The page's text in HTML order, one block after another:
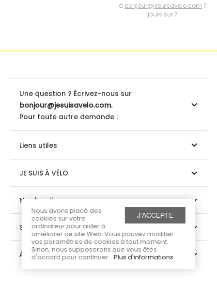
J'ACCEPTE
Nous avons placé des
cookies sur votre
ordinateur pour aider à
améliorer ce site Web. Vous pouvez modifier
vos paramètres de cookies à tout moment.
Sinon, nous supposerons que vous êtes
d'accord pour continuer. Plus d'informations
à bonjour@jesuisavelo.com 7
jours sur 7
Une question ? Écrivez-nous sur
bonjour@jesuisavelo.com.
Pour toute autre demande :
Liens utiles
JE SUIS À VÉLO
Nos boutiques
Suivez-nous
À propos